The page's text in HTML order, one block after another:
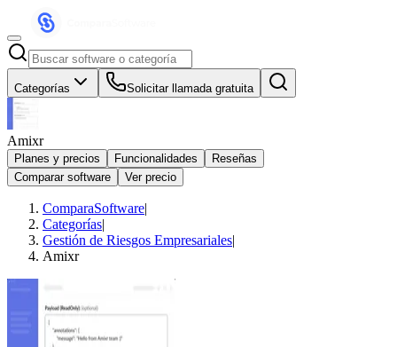
Categorías Solicitar llamada gratuita
Amixr
Planes y precios Funcionalidades
Reseñas
Comparar software
Ver precio
ComparaSoftware|
Categorías|
Gestión de Riesgos Empresariales|
Amixr